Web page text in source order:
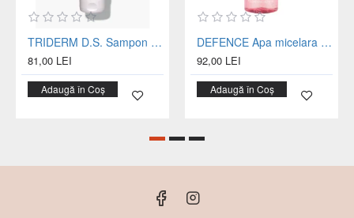
TRIDERM D.S. Sampon intensiv pentru dermatita seboreica - Ciclopiroxolamina + Caprilat de Propanediol - tub 125 ml
81,00 LEI
Adaugă în Coș
DEFENCE Apa micelara fata-ochi-buze sticla 500 ml
92,00 LEI
Adaugă în Coș